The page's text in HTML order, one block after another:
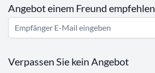
Angebot einem Freund empfehlen
Verpassen Sie kein Angebot